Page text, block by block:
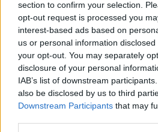
section to confirm your selection.
opt-out request is processed you
interest-based ads based on
us or personal information
your opt-out. You may separately
disclosure of your personal
IAB’s list of downstream
also be disclosed by us to third
Downstream Participants that may
το Timeline του χρήστη.